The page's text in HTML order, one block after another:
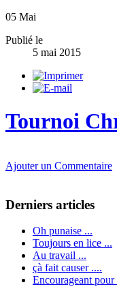
05 Mai
Publié le
5 mai 2015
Tournoi
Ajouter un Commentaire
Derniers articles
Oh punaise ...
Toujours en lice ...
Au travail ...
çà fait causer ....
Encourageant pour